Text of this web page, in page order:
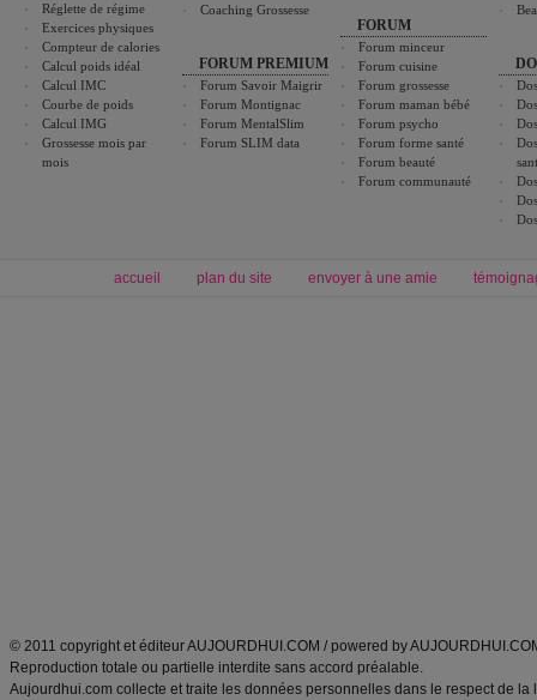
Réglette de régime
Exercices physiques
Compteur de calories
Calcul poids idéal
Calcul IMC
Courbe de poids
Calcul IMG
Grossesse mois par
mois
Coaching Grossesse
FORUM PREMIUM
Forum Savoir Maigrir
Forum Montignac
Forum MentalSlim
Forum SLIM data
FORUM
Forum minceur
Forum cuisine
Forum grossesse
Forum maman bébé
Forum psycho
Forum forme santé
Forum beauté
Forum communauté
accueil plan du site envoyer à une amie
© 2011 copyright et éditeur AUJOURDHUI.COM / powered by
Reproduction totale ou partielle interdite sans accord préalable.
Aujourdhui.com collecte et traite les données personnelles dans le respect de